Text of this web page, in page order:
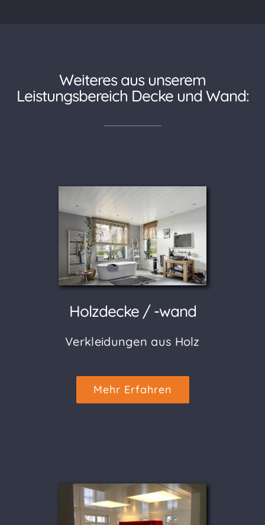
Weiteres aus unserem
Leistungsbereich Decke und Wand:
Holzdecke / -wand
Verkleidungen aus Holz
Mehr Erfahren